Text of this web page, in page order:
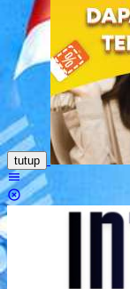
tutup
Menu
Mobile